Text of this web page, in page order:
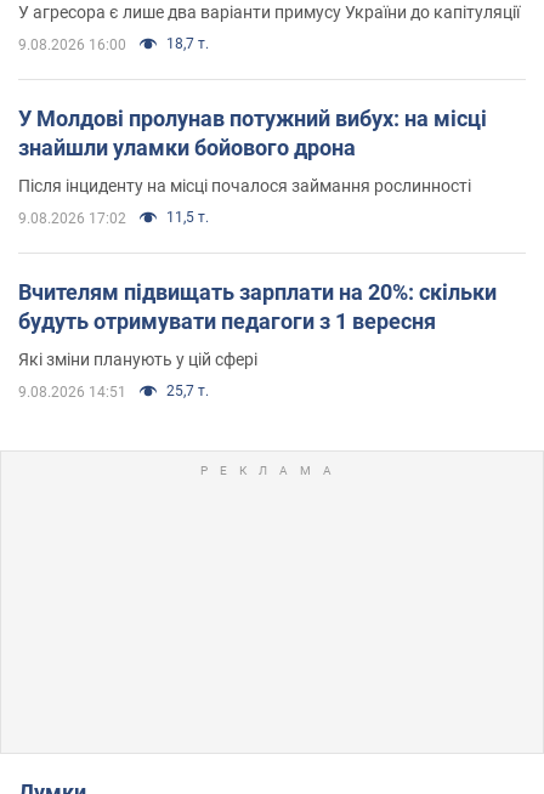
У агресора є лише два варіанти примусу України до капітуляції
9.08.2026 16:00 18,7 т.
У Молдові пролунав потужний вибух: на місці
знайшли уламки бойового дрона
Після інциденту на місці почалося займання рослинності
9.08.2026 17:02 11,5 т.
Вчителям підвищать зарплати на 20%: скільки
будуть отримувати педагоги з 1 вересня
Які зміни планують у цій сфері
9.08.2026 14:51 25,7 т.